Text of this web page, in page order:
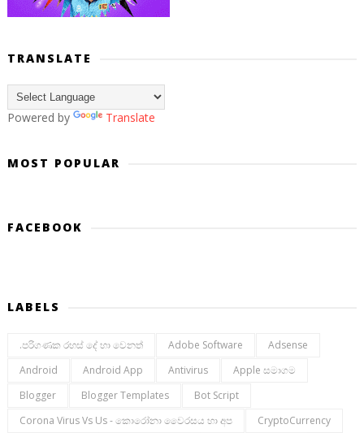
TRANSLATE
Powered by Translate
MOST POPULAR
FACEBOOK
LABELS
.පරිගණක රහස් දේ හා වෙනත් Adobe Software
Adsense
Android
Android App Antivirus
Apple සමාගම
Blogger
Blogger Templates
Bot Script
Corona Virus Vs Us - කොරෝනා වෛරසය හා අප
CryptoCurrency